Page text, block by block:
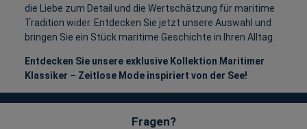
die Liebe zum Detail und die Wertschätzung für maritime
Tradition wider. Entdecken Sie jetzt unsere Auswahl und
bringen Sie ein Stück maritime Geschichte in Ihren Alltag.
Entdecken Sie unsere exklusive Kollektion Maritimer
Klassiker – Zeitlose Mode inspiriert von der See!
Fragen?